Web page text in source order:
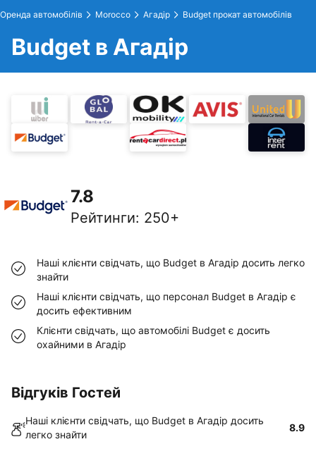
Оренда автомобілів Morocco Агадір Budget прокат автомобілів
Budget в Агадір
7.8
Рейтинги: 250+
Наші клієнти свідчать, що Budget в Агадір досить легко
знайти
Наші клієнти свідчать, що персонал Budget в Агадір є
досить ефективним
Клієнти свідчать, що автомобілі Budget є досить
охайними в Агадір
Відгуків Гостей
Наші клієнти свідчать, що Budget в Агадір досить
легко знайти
8.9